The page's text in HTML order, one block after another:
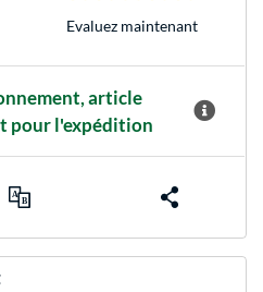
Evaluez maintenant
article
pour l'expédition